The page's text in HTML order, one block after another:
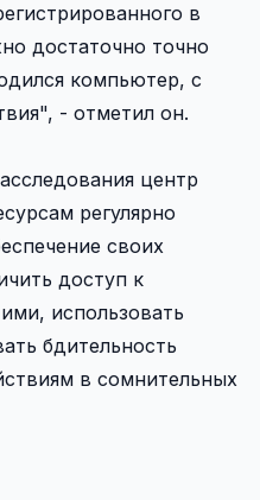
в
достаточно точно
компьютер, с
- отметил он.
центр
регулярно
своих
доступ к
использовать
бдительность
в сомнительных